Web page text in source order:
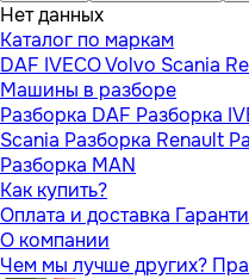
Нет данных
Каталог по маркам
DAF IVECOVolvo Scania
Машины в разборе
Разборка DAF Разборка
Scania Разборка Renault
Разборка MAN
Как купить?
Оплата и доставка
О компании
Чем мы лучше других?